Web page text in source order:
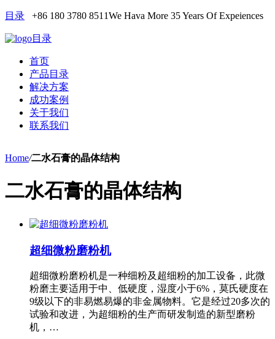
目录 +86 180 3780 8511We Hava More 35 Years Of Expeiences
目录
首页
产品目录
解决方案
成功案例
关于我们
联系我们
Home/二水石膏的晶体结构
二水石膏的晶体结构
超细微粉磨粉机
超细微粉磨粉机是一种细粉及超细粉的加工设备，此微
粉磨主要适用于中、低硬度，湿度小于6%，莫氏硬度在
9级以下的非易燃易爆的非金属物料。它是经过20多次的
试验和改进，为超细粉的生产而研发制造的新型磨粉
机，…